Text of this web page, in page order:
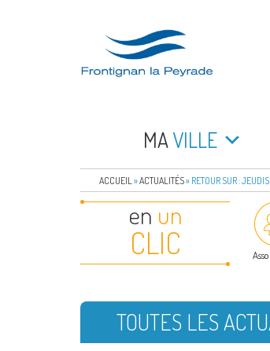
MAVILLE
ACCUEIL »ACTUALITÉS» RETOUR SUR :
en un
CLIC
TOUTES LES